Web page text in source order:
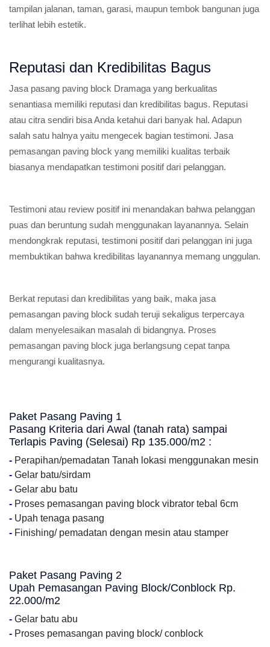
tampilan jalanan, taman, garasi, maupun tembok bangunan juga
terlihat lebih estetik.
Reputasi dan Kredibilitas Bagus
Jasa pasang paving block Dramaga yang berkualitas
senantiasa memiliki reputasi dan kredibilitas bagus. Reputasi
atau citra sendiri bisa Anda ketahui dari banyak hal. Adapun
salah satu halnya yaitu mengecek bagian testimoni. Jasa
pemasangan paving block yang memiliki kualitas terbaik
biasanya mendapatkan testimoni positif dari pelanggan.
Testimoni atau review positif ini menandakan bahwa pelanggan
puas dan beruntung sudah menggunakan layanannya. Selain
mendongkrak reputasi, testimoni positif dari pelanggan ini juga
membuktikan bahwa kredibilitas layanannya memang unggulan.
Berkat reputasi dan kredibilitas yang baik, maka jasa
pemasangan paving block sudah teruji sekaligus terpercaya
dalam menyelesaikan masalah di bidangnya. Proses
pemasangan paving block juga berlangsung cepat tanpa
mengurangi kualitasnya.
Paket Pasang Paving 1
Pasang Kriteria dari Awal (tanah rata) sampai
Terlapis Paving (Selesai) Rp 135.000/m2 :
- Perapihan/pemadatan Tanah lokasi menggunakan mesin
- Gelar batu/sirdam
- Gelar abu batu
- Proses pemasangan paving block vibrator tebal 6cm
- Upah tenaga pasang
- Finishing/ pemadatan dengan mesin atau stamper
Paket Pasang Paving 2
Upah Pemasangan Paving Block/Conblock Rp.
22.000/m2
- Gelar batu abu
- Proses pemasangan paving block/ conblock